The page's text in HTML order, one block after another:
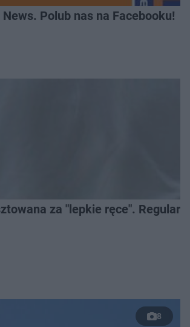
News. Polub nas na Facebooku!
za "lepkie ręce".
8